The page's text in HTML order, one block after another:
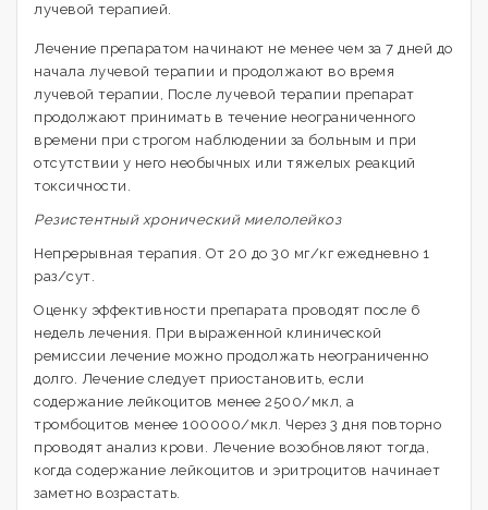
лучевой терапией.
Лечение препаратом начинают не менее чем за 7 дней до
начала лучевой терапии и продолжают во время
лучевой терапии, После лучевой терапии препарат
продолжают принимать в течение неограниченного
времени при строгом наблюдении за больным и при
отсутствии у него необычных или тяжелых реакций
токсичности.
Резистентный хронический миелолейкоз
Непрерывная терапия. От 20 до 30 мг/кг ежедневно 1
раз/сут.
Оценку эффективности препарата проводят после 6
недель лечения. При выраженной клинической
ремиссии лечение можно продолжать неограниченно
долго. Лечение следует приостановить, если
содержание лейкоцитов менее 2500/мкл, а
тромбоцитов менее 100000/мкл. Через 3 дня повторно
проводят анализ крови. Лечение возобновляют тогда,
когда содержание лейкоцитов и эритроцитов начинает
заметно возрастать.